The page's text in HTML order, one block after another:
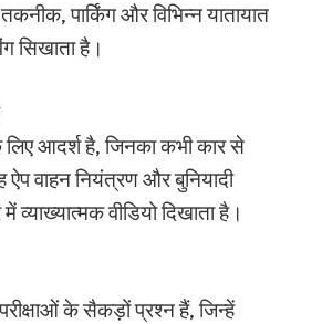
तकनीक, पार्किंग और विभिन्न यातायात
सिखाता है।
आदर्श है, जिनका कभी कार से
वाहन नियंत्रण और बुनियादी
व्याख्यात्मक वीडियो दिखाता है।
के सैकड़ों प्रश्न हैं, जिन्हें